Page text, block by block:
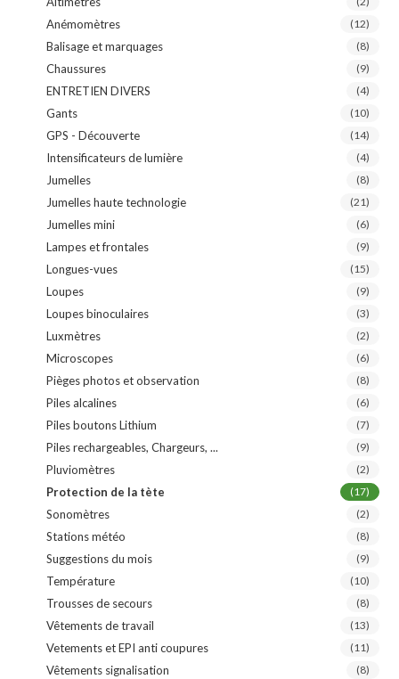
Anémomètres (12)
Balisage et marquages (8)
Chaussures (9)
ENTRETIEN DIVERS (4)
Gants (10)
GPS - Découverte (14)
Intensificateurs de lumière (4)
Jumelles (8)
Jumelles haute technologie (21)
Jumelles mini (6)
Lampes et frontales (9)
Longues-vues (15)
Loupes (9)
Loupes binoculaires (3)
Luxmètres (2)
Microscopes (6)
Pièges photos et observation (8)
Piles alcalines (6)
Piles boutons Lithium (7)
Piles rechargeables, Chargeurs, ... (9)
Pluviomètres (2)
Protection de la tète (17)
Sonomètres (2)
Stations météo (8)
Suggestions du mois (9)
Température (10)
Trousses de secours (8)
Vêtements de travail (13)
Vetements et EPI anti coupures (11)
Vêtements signalisation (8)